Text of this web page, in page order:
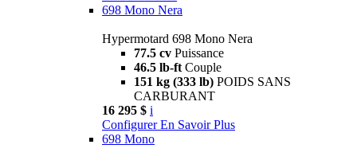
698 Mono Nera
Hypermotard 698 Mono Nera
77.5 cv Puissance
46.5 lb-ft Couple
151 kg (333 lb) POIDS SANS
CARBURANT
16 295 $ i
Configurer En Savoir Plus
698 Mono